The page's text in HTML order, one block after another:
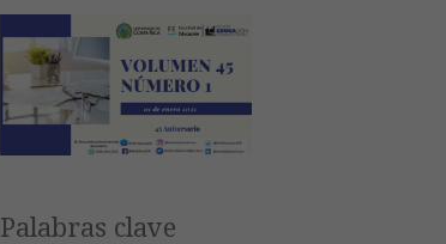
Palabras clave